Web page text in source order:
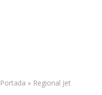
Portada » Regional Jet